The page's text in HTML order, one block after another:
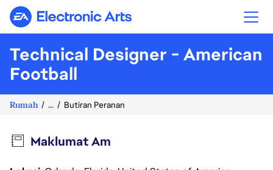
Electronic Arts
Technical Designer - American
Football
Rumah ... Butiran Peranan
Maklumat Am